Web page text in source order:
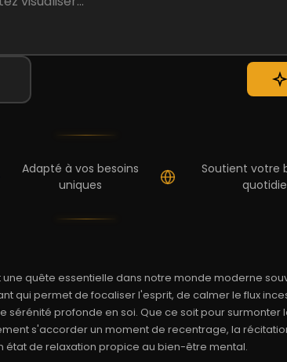
Adapté à vos besoins
uniques
Soutient votre
quête essentielle dans notre monde moderne
qui permet de focaliser l'esprit, de calmer le flux
sérénité profonde en soi. Que ce soit pour surmonter
s'accorder un moment de recentrage, la
état de relaxation propice au bien-être mental.